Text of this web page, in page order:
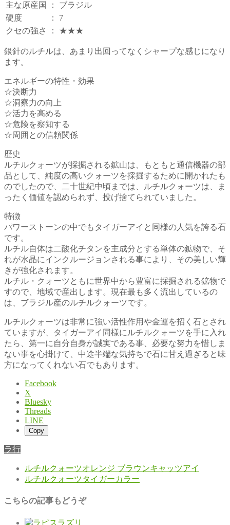
主な原産国 ：
ブラジル
硬度
：
7
クセの強さ
： ★★★
銀針のルチルは、あまり出回ってなくシャープな感じになり
ます。
エネルギーの特性・効果
☆決断力
☆洞察力の向上
☆活力を高める
☆危険を察知する
☆周囲との信頼関係
歴史
ルチルクォーツが採掘される鉱山は、もともと通信機器の部
品として、純度の高いクォーツを採掘するために開かれたも
のでしたので、二十世紀中頃までは、ルチルクォーツは、ま
ったく価値を認められず、投げ捨てられていました。
特徴
パワーストーンの中でもタイガーアイと同様の人気を誇る石
です。
ルチル自体は二酸化チタンを主成分とする単体の鉱物で、そ
れが水晶にインクルージョンされる事により、その美しい輝
きが強化されます。
ルチル・クォーツともに世界中から豊富に採掘される鉱物で
すので、地域で産出します。現在最も多く流出しているの
は、ブラジル産のルチルクォーツです。
ルチルクォーツは非常に強い活性作用や金運を招く石とされ
ていますが、タイガーアイ同様にルチルクォーツを手に入れ
たら、第一に自分自身が誠実である事、必要な努力を惜しま
ない事を心掛けて、中途半端な気持ちで石に甘え過ぎると味
方になってくれない石でもあります。
Facebook
X
Bluesky
Threads
LINE
Copy
ラ行
ルチルクォーツオレンジ ブラウンキャッツアイ
ルチルクォーツタイガーカラー
こちらの記事もどうぞ